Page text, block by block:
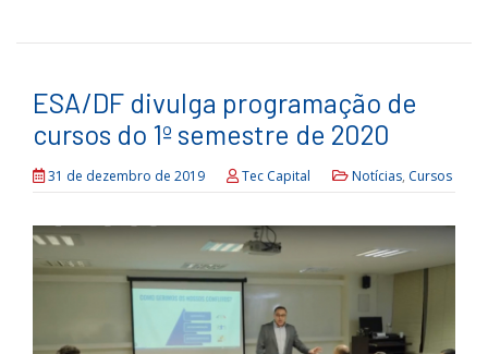
ESA/DF divulga programação de
cursos do 1º semestre de 2020
31 de dezembro de 2019 Tec Capital Notícias, Cursos